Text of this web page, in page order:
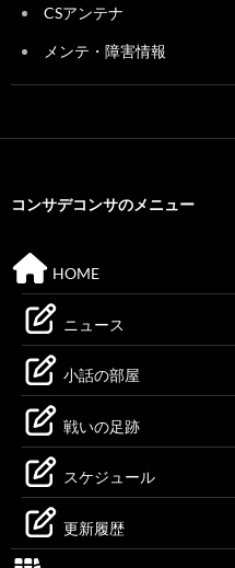
CSアンテナ
メンテ・障害情報
コンサデコンサのメニュー
HOME
ニュース
小話の部屋
戦いの足跡
スケジュール
更新履歴